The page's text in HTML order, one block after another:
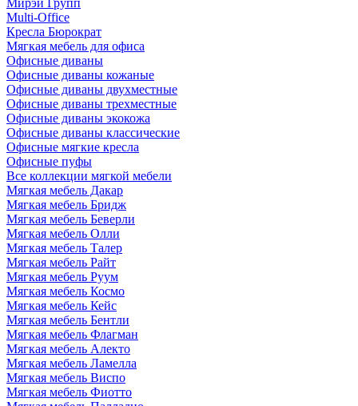
Мирэй Групп
Multi-Office
Кресла Бюрократ
Мягкая мебель для офиса
Офисные диваны
Офисные диваны кожаные
Офисные диваны двухместные
Офисные диваны трехместные
Офисные диваны экокожа
Офисные диваны классические
Офисные мягкие кресла
Офисные пуфы
Все коллекции мягкой мебели
Мягкая мебель Дакар
Мягкая мебель Бридж
Мягкая мебель Беверли
Мягкая мебель Олли
Мягкая мебель Талер
Мягкая мебель Райт
Мягкая мебель Руум
Мягкая мебель Космо
Мягкая мебель Кейс
Мягкая мебель Бентли
Мягкая мебель Флагман
Мягкая мебель Алекто
Мягкая мебель Ламелла
Мягкая мебель Виспо
Мягкая мебель Фиотто